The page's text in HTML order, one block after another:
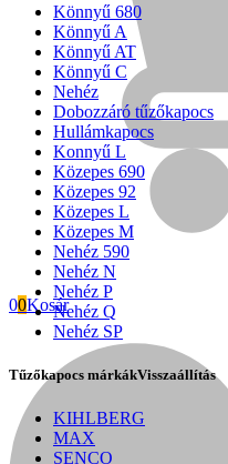
00Kosár
Könnyű 680
Könnyű A
Könnyű AT
Könnyű C
Nehéz
Dobozzáró tűzőkapocs
Hullámkapocs
Konnyű L
Közepes 690
Közepes 92
Közepes L
Közepes M
Nehéz 590
Nehéz N
Nehéz P
Nehéz Q
Nehéz SP
Tűzőkapocs márkákVisszaállítás
KIHLBERG
MAX
SENCO